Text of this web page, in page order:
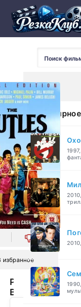
0
избранное
Ратлз:
Всё,